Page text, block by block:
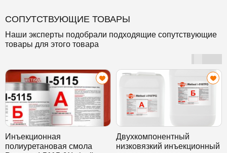
СОПУТСТВУЮЩИЕ ТОВАРЫ
Наши эксперты подобрали подходящие сопутствующие
товары для этого товара
Инъекционная
полиуретановая смола
Двухкомпонентный
низковязкий инъекционный